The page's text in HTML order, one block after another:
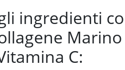
ingredienti
C: